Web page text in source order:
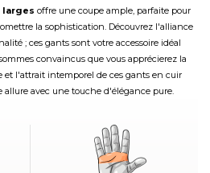
offre une coupe ample, parfaite pour
la sophistication. Découvrez l'alliance
; ces gants sont votre accessoire idéal
convaincus que vous apprécierez la
et l'attrait intemporel de ces gants en cuir
allure avec une touche d'élégance pure.